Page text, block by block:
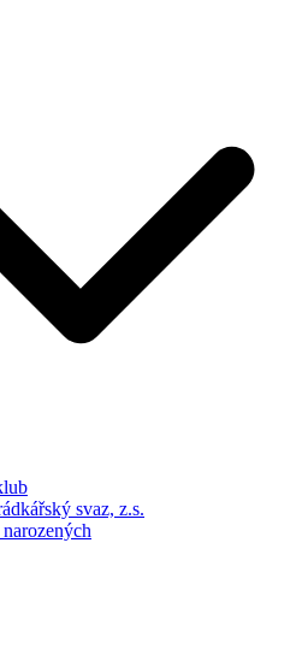
svaz, z.s.